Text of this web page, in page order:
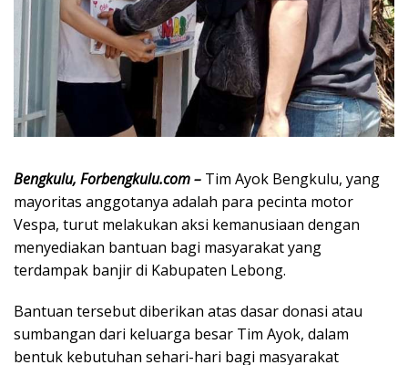
Bengkulu, Forbengkulu.com – Tim Ayok Bengkulu, yang
mayoritas anggotanya adalah para pecinta motor
Vespa, turut melakukan aksi kemanusiaan dengan
menyediakan bantuan bagi masyarakat yang
terdampak banjir di Kabupaten Lebong.
Bantuan tersebut diberikan atas dasar donasi atau
sumbangan dari keluarga besar Tim Ayok, dalam
bentuk kebutuhan sehari-hari bagi masyarakat